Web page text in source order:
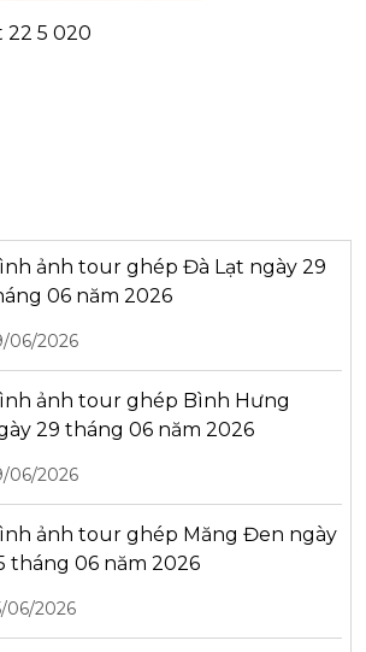
22 5 020
ảnh tour ghép Đà Lạt ngày 29
06 năm 2026
06/2026
ảnh tour ghép Bình Hưng
29 tháng 06 năm 2026
06/2026
ảnh tour ghép Măng Đen ngày
tháng 06 năm 2026
06/2026